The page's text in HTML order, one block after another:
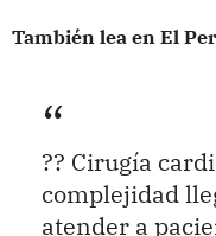
También lea en El
?? Cirugía
complejidad
atender a